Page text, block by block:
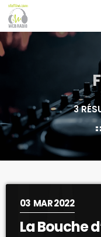
3
03 MAR 2022
La Bouche